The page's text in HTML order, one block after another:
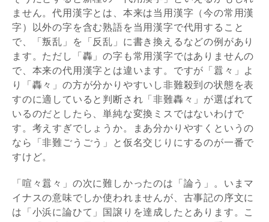
ません。代用漢字とは、本来は当用漢字（今の常用漢
字）以外の字を含む熟語を当用漢字で代用すること
で、「叛乱」を「反乱」に書き換えるなどの例があり
ます。ただし「轟」の字も常用漢字ではありませんの
で、本来の代用漢字とは違います。ですが「囂々」よ
り「轟々」の方が分かりやすいし非難殺到の状態を表
すのに適していると判断され「非難轟々」が選ばれて
いるのだとしたら、単純な変換ミスではないわけで
す。考えすぎでしょうか。まあ分かりやすくというの
なら「非難ごうごう」と仮名交じりにするのが一番で
すけど。
「喧々囂々」の次に難しかったのは「論う」。いまマ
イナスの意味でしか使われませんが、古事記の序文に
は「小浜に論ひて」国譲りを達成したとあります。こ